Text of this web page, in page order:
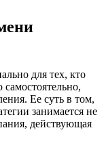
для тех, кто
самостоятельно,
Ее суть в том,
занимается не
действующая